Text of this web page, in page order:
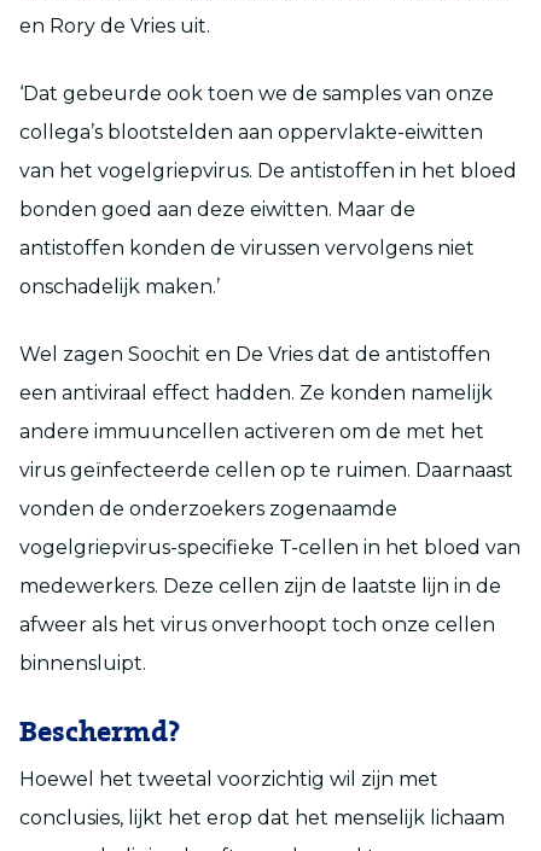
en Rory de Vries uit.
‘Dat gebeurde ook toen we de samples van onze
collega’s blootstelden aan oppervlakte-eiwitten
van het vogelgriepvirus. De antistoffen in het bloed
bonden goed aan deze eiwitten. Maar de
antistoffen konden de virussen vervolgens niet
onschadelijk maken.’
Wel zagen Soochit en De Vries dat de antistoffen
een antiviraal effect hadden. Ze konden namelijk
andere immuuncellen activeren om de met het
virus geïnfecteerde cellen op te ruimen. Daarnaast
vonden de onderzoekers zogenaamde
vogelgriepvirus-specifieke T-cellen in het bloed van
medewerkers. Deze cellen zijn de laatste lijn in de
afweer als het virus onverhoopt toch onze cellen
binnensluipt.
Beschermd?
Hoewel het tweetal voorzichtig wil zijn met
conclusies, lijkt het erop dat het menselijk lichaam